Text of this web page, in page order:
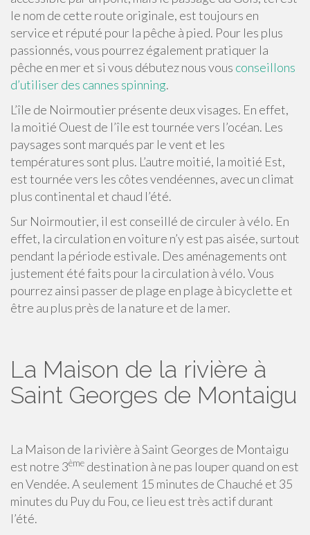
le nom de cette route originale, est toujours en
service et réputé pour la pêche à pied. Pour les plus
passionnés, vous pourrez également pratiquer la
pêche en mer et si vous débutez nous vous conseillons
d’utiliser des cannes spinning.
L’île de Noirmoutier présente deux visages. En effet,
la moitié Ouest de l’île est tournée vers l’océan. Les
paysages sont marqués par le vent et les
températures sont plus. L’autre moitié, la moitié Est,
est tournée vers les côtes vendéennes, avec un climat
plus continental et chaud l’été.
Sur Noirmoutier, il est conseillé de circuler à vélo. En
effet, la circulation en voiture n’y est pas aisée, surtout
pendant la période estivale. Des aménagements ont
justement été faits pour la circulation à vélo. Vous
pourrez ainsi passer de plage en plage à bicyclette et
être au plus près de la nature et de la mer.
La Maison de la rivière à
Saint Georges de Montaigu
La Maison de la rivière à Saint Georges de Montaigu
est notre 3ème destination à ne pas louper quand on est
en Vendée. A seulement 15 minutes de Chauché et 35
minutes du Puy du Fou, ce lieu est très actif durant
l’été.